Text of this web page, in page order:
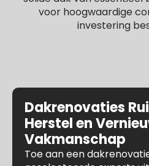
voor hoogwaardige
investering
Dakrenovaties
Herstel en
Vakmanschap
Toe aan een